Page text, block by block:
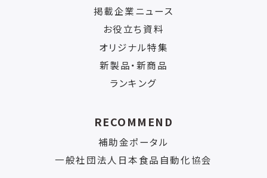
掲載企業ニュース
お役立ち資料
オリジナル特集
新製品・新商品
ランキング
RECOMMEND
補助金ポータル
一般社団法人日本食品自動化協会